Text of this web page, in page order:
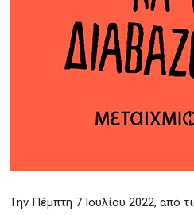
Tην Πέμπτη 7 Ιουλίου 2022, από